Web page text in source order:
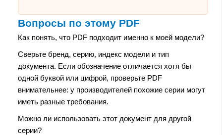
Вопросы по этому PDF
Как понять, что PDF подходит именно к моей модели?
Сверьте бренд, серию, индекс модели и тип
документа. Если обозначение отличается хотя бы
одной буквой или цифрой, проверьте PDF
внимательнее: у производителей похожие серии могут
иметь разные требования.
Можно ли использовать этот документ для другой
серии?